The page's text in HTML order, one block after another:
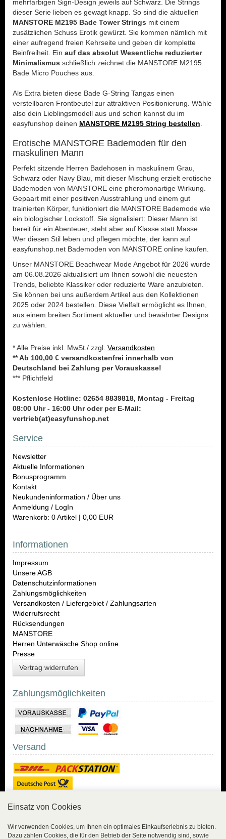
mehrfarbigen Sign-Design jeweils auf Schwarz. Die Strings
dieser Serie lieben es gewagt knapp. So sind die aktuellen
MANSTORE M2195 Bade Tower Strings mit einem
zusätzlichen Schuss Erotik gewürzt. Sie kommen nämlich mit
einer aufregend freien Kehrseite und geben dir komplette
Beinfreiheit. Ein auf das absolut Wesentliche reduzierter
Minimalismus schließlich zeichnet die MANSTORE M2195
Bade Micro Pouches aus.
Als Extra bieten diese Bade G-String Tangas einen
verstellbaren Frontbeutel zur attraktiven Positionierung. Wähle
also dein Lieblingsmodell aus und schon kannst du im
easyfunshop deinen MANSTORE M2195 String bestellen
Erotische MANSTORE Bademoden für den
maskulinen Mann
Perfekt sitzende Herren Badehosen in maskulinem Grau,
Schwarz oder Navy Blau, mit dieser Mischung erzielt erotische
Bademoden von MANSTORE eine pheromonartige Wirkung.
Gepaart mit einer positiven Ausstrahlung und einem gut
trainierten Körper, funktioniert die MANSTORE Bademode wie
ein biologischer Lockstoff. Sie signalisiert: Dieser Mann ist
bereit für ein Abenteuer, steht aber auf Klasse statt Masse.
Wer diesen Stil leben und pflegen möchte, der kann auf
easyfunshop.net Bademoden von MANSTORE online kaufen.
Unser MANSTORE Beachwear Mode Angebot für 2026 wurde
am 06.08.2026 aktualisiert um Ihnen sowohl die neuesten
Trends, beliebte Klassiker oder reduzierte Ware anzubieten.
Sie können bei uns außerdem Artikel aus den Kollektionen
2025 oder 2024 bestellen. Diese Vielfalt ermöglicht es Ihnen,
aus einem breiten Sortiment aktueller und bewährter Designs
zu wählen.
* Alle Preise inkl. MwSt./ zzgl. Versandkosten
** Ab 100,00 € versandkostenfrei innerhalb von
Deutschland bei Zahlung per Vorauskasse!
*** Pflichtfeld
Kostenlose Hotline: 02654 8839818, Montag - Freitag
08:00 Uhr - 16:00 Uhr oder per E-Mail:
vertrieb(at)easyfunshop.net
Service
Newsletter
Aktuelle Informationen
Bonusprogramm
Kontakt
Neukundeninformation / Über uns
Anmeldung / LogIn
Warenkorb: 0 Artikel | 0,00 EUR
Informationen
Impressum
Unsere AGB
Datenschutzinformationen
Zahlungsmöglichkeiten
Versandkosten / Liefergebiet / Zahlungsarten
Widerrufsrecht
Rücksendungen
MANSTORE
Herren Unterwäsche Shop online
Presse
Vertrag widerrufen
Zahlungsmöglichkeiten
Versand
Einsatz von Cookies
Wir verwenden Cookies, um Ihnen ein optimales Einkaufserlebnis zu bieten.
Dazu zählen Cookies, die für den Betrieb der Seite notwendig sind, sowie